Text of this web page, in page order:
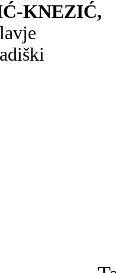
KNEZIĆ,